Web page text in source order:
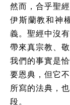
然而，合乎聖
伊斯蘭教和神
義。聖經中沒
帶來真宗教、
我們的事實是
要恩典，但它
所寫的法典，
段。